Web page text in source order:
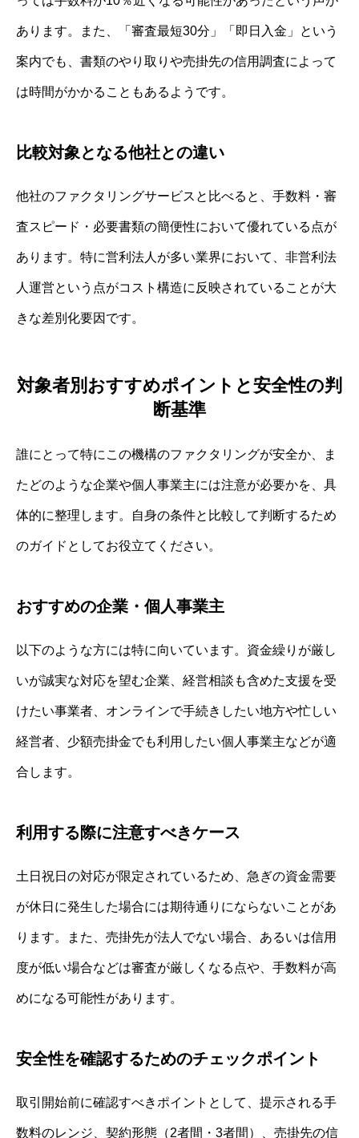
あります。また、「審査最短30分」「即日入金」という
案内でも、書類のやり取りや売掛先の信用調査によって
は時間がかかることもあるようです。
比較対象となる他社との違い
他社のファクタリングサービスと比べると、手数料・審
査スピード・必要書類の簡便性において優れている点が
あります。特に営利法人が多い業界において、非営利法
人運営という点がコスト構造に反映されていることが大
きな差別化要因です。
対象者別おすすめポイントと安全性の判
断基準
誰にとって特にこの機構のファクタリングが安全か、ま
たどのような企業や個人事業主には注意が必要かを、具
体的に整理します。自身の条件と比較して判断するため
のガイドとしてお役立てください。
おすすめの企業・個人事業主
以下のような方には特に向いています。資金繰りが厳し
いが誠実な対応を望む企業、経営相談も含めた支援を受
けたい事業者、オンラインで手続きしたい地方や忙しい
経営者、少額売掛金でも利用したい個人事業主などが適
合します。
利用する際に注意すべきケース
土日祝日の対応が限定されているため、急ぎの資金需要
が休日に発生した場合には期待通りにならないことがあ
ります。また、売掛先が法人でない場合、あるいは信用
度が低い場合などは審査が厳しくなる点や、手数料が高
めになる可能性があります。
安全性を確認するためのチェックポイント
取引開始前に確認すべきポイントとして、提示される手
数料のレンジ、契約形態（2者間・3者間）、売掛先の信